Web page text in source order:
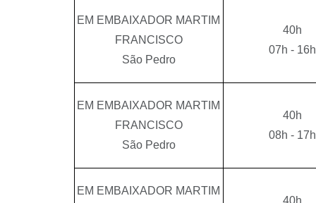
EM EMBAIXADOR MARTIM
FRANCISCO
São Pedro
40h
07h - 16h
EM EMBAIXADOR MARTIM
FRANCISCO
São Pedro
40h
08h - 17h
EM EMBAIXADOR MARTIM